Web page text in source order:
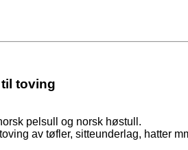
toving
pelsull og norsk høstull.
av tøfler, sitteunderlag, hatter